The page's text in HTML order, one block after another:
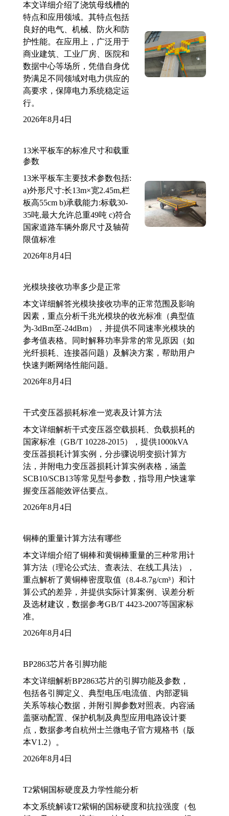
本文详细介绍了浇筑母线槽的
特点和应用领域。其特点包括
良好的电气、机械、防火和防
护性能。在应用上，广泛用于
商业建筑、工业厂房、医院和
数据中心等场所，凭借自身优
势满足不同领域对电力供应的
高要求，保障电力系统稳定运
行。
2026年8月4日
13米平板车的标准尺寸和载重
参数
13米平板车主要技术参数包括:
a)外形尺寸:长13m×宽2.45m,栏
板高55cm b)承载能力:标载30-
35吨,最大允许总重49吨 c)符合
国家道路车辆外廓尺寸及轴荷
限值标准
2026年8月4日
光模块接收功率多少是正常
本文详细解答光模块接收功率的正常范围及影响
因素，重点分析千兆光模块的收光标准（典型值
为-3dBm至-24dBm），并提供不同速率光模块的
参考值表格。同时解释功率异常的常见原因（如
光纤损耗、连接器问题）及解决方案，帮助用户
快速判断网络性能问题。
2026年8月4日
干式变压器损耗标准一览表及计算方法
本文详细解析干式变压器空载损耗、负载损耗的
国家标准（GB/T 10228-2015），提供1000kVA
变压器损耗计算实例，分步骤说明变损计算方
法，并附电力变压器损耗计算实例表格，涵盖
SCB10/SCB13等常见型号参数，指导用户快速掌
握变压器能效评估要点。
2026年8月4日
铜棒的重量计算方法有哪些
本文详细介绍了铜棒和黄铜棒重量的三种常用计
算方法（理论公式法、查表法、在线工具法），
重点解析了黄铜棒密度取值（8.4-8.7g/cm³）和计
算公式的差异，并提供实际计算案例、误差分析
及选材建议，数据参考GB/T 4423-2007等国家标
准。
2026年8月4日
BP2863芯片各引脚功能
本文详细解析BP2863芯片的引脚功能及参数，
包括各引脚定义、典型电压/电流值、内部逻辑
关系等核心数据，并附引脚参数对照表。内容涵
盖驱动配置、保护机制及典型应用电路设计要
点，数据参考自杭州士兰微电子官方规格书（版
本V1.2）。
2026年8月4日
T2紫铜国标硬度及力学性能分析
本文系统解读T2紫铜的国标硬度和抗拉强度（包